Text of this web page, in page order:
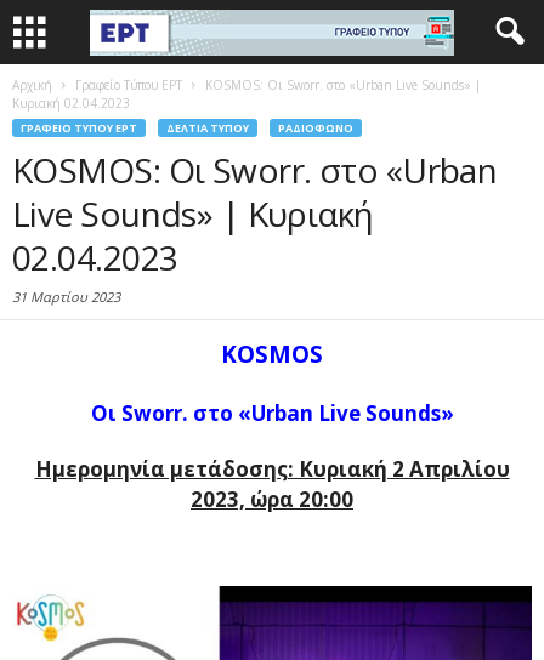
Αρχική Γραφείο Τύπου ΕΡΤ
KOSMOS: Οι Sworr. στο «Urban Live Sounds» |
Κυριακή 02.04.2023
ΓΡΑΦΕΊΟ ΤΎΠΟΥ ΕΡΤ ΔΕΛΤΊΑ ΤΎΠΟΥ ΡΑΔΙΌΦΩΝΟ
KOSMOS: Οι Sworr. στο «Urban
Live Sounds» | Κυριακή
02.04.2023
31 Μαρτίου 2023
KOSMOS
Οι Sworr. στο «Urban Live Sounds»
Ημερομηνία μετάδοσης: Κυριακή 2 Απριλίου
2023, ώρα 20:00